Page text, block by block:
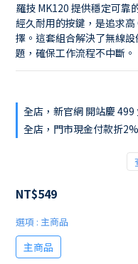
羅技 MK120 提供穩定可靠
經久耐用的按鍵，是追求
擇。這套組合解決了無線
題，確保工作流程不中斷。
全店，新官網 開站慶 499
全店，門市現金付款折2%
NT$549
選項 : 主商品
主商品